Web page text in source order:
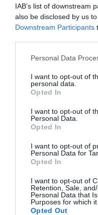
IAB’s list of downstream
also be disclosed by us
Downstream Participants
Personal Data
I want to opt-out of
personal data.
Opted In
I want to opt-out of
Personal Data.
Opted In
I want to opt-out of
Personal Data for
Opted In
I want to opt-out of
Retention, Sale,
Personal Data that
Purposes for which it
Opted Out
AñadirVIA
Mantente
ACTIVAR AHORA